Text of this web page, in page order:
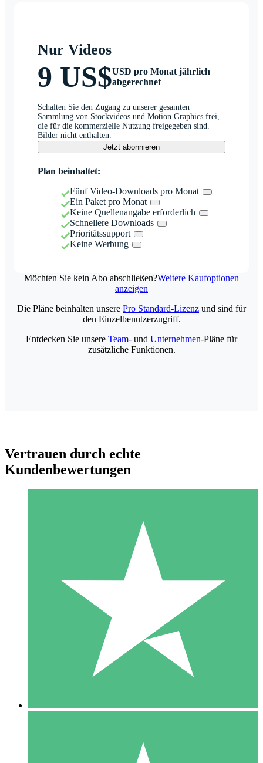
Nur Videos
9 US$USD pro Monat jährlich
abgerechnet
Schalten Sie den Zugang zu unserer gesamten
Sammlung von Stockvideos und Motion Graphics frei,
die für die kommerzielle Nutzung freigegeben sind.
Bilder nicht enthalten.
Jetzt abonnieren
Plan beinhaltet:
Fünf Video-Downloads pro Monat
Ein Paket pro Monat
Keine Quellenangabe erforderlich
Schnellere Downloads
Prioritätssupport
Keine Werbung
Möchten Sie kein Abo abschließen?Weitere Kaufoptionen
anzeigen
Individuelle Credit-Pakete
Zahlen Sie nach Bedarf mit Download-Credits. Keine
monatliche Verpflichtung erforderlich.
10 00
10 Downloads
Die Pläne beinhalten unsere Pro Standard-Lizenz und sind für
den Einzelbenutzerzugriff.
Entdecken Sie unsere Team- und Unternehmen-Pläne für
zusätzliche Funktionen.
Vertrauen durch echte
Kundenbewertungen